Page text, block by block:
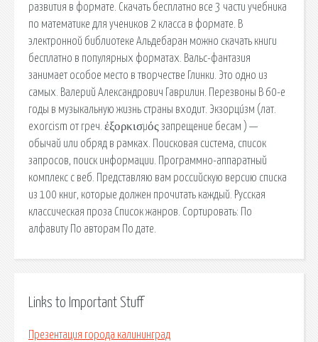
развития в формате. Скачать бесплатно все 3 части учебника
по математике для учеников 2 класса в формате. В
электронной библиотеке Альдебаран можно скачать книги
бесплатно в популярных форматах. Вальс-фантазия
занимает особое место в творчестве Глинки. Это одно из
самых. Валерий Александрович Гаврилин. Перезвоны В 60-е
годы в музыкальную жизнь страны входит. Экзорци́зм (лат.
exorcism от греч. ἐξορκισμός запрещение бесам ) —
обычай или обряд в рамках. Поисковая сиcтема, список
запросов, поиск информации. Программно-аппаратный
комплекс с веб. Представляю вам российскую версию списка
из 100 книг, которые должен прочитать каждый. Русская
классическая проза Список жанров. Сортировать: По
алфавиту По авторам По дате.
Links to Important Stuff
Презентация города калининград